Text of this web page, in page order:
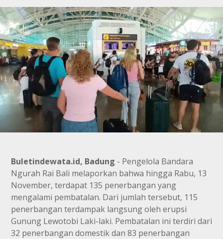
Buletindewata.id, Badung - Pengelola Bandara
Ngurah Rai Bali melaporkan bahwa hingga Rabu, 13
November, terdapat 135 penerbangan yang
mengalami pembatalan. Dari jumlah tersebut, 115
penerbangan terdampak langsung oleh erupsi
Gunung Lewotobi Laki-laki. Pembatalan ini terdiri dari
32 penerbangan domestik dan 83 penerbangan